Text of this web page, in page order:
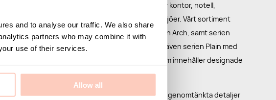
and to analyse our traffic. We also share
partners who may combine it with
use of their services.
Allow all
Kumi erbjuder stilrena och funktionella möbler för kontor, hotell,
restauranger, sporthallar och andra offentliga miljöer. Vårt sortiment
inkluderar avfallsbehållaren Tin, serveringsvagnen Arch, samt serien
Wire med tamburmajor, kroklist och krokar. Vi har även serien Plain med
stilrena sko- och hatthyllor samt serien Straw som innehåller designade
pallar.
Med fokus på smart design, hållbara material och genomtänkta detaljer